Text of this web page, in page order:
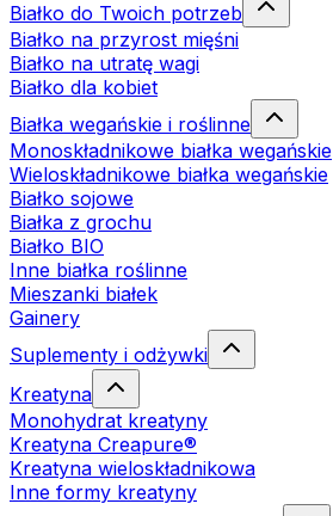
Białko do Twoich potrzeb
Białko na przyrost mięśni
Białko na utratę wagi
Białko dla kobiet
Białka wegańskie i roślinne
Monoskładnikowe białka wegańskie
Wieloskładnikowe białka wegańskie
Białko sojowe
Białka z grochu
Białko BIO
Inne białka roślinne
Mieszanki białek
Gainery
Suplementy i odżywki
Kreatyna
Monohydrat kreatyny
Kreatyna Creapure®
Kreatyna wieloskładnikowa
Inne formy kreatyny